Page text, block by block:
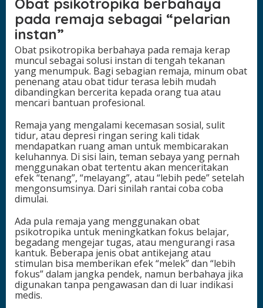
pada remaja sebagai “pelarian
instan”
Obat psikotropika berbahaya pada remaja kerap
muncul sebagai solusi instan di tengah tekanan
yang menumpuk. Bagi sebagian remaja, minum obat
penenang atau obat tidur terasa lebih mudah
dibandingkan bercerita kepada orang tua atau
mencari bantuan profesional.
Remaja yang mengalami kecemasan sosial, sulit
tidur, atau depresi ringan sering kali tidak
mendapatkan ruang aman untuk membicarakan
keluhannya. Di sisi lain, teman sebaya yang pernah
menggunakan obat tertentu akan menceritakan
efek “tenang”, “melayang”, atau “lebih pede” setelah
mengonsumsinya. Dari sinilah rantai coba coba
dimulai.
Ada pula remaja yang menggunakan obat
psikotropika untuk meningkatkan fokus belajar,
begadang mengejar tugas, atau mengurangi rasa
kantuk. Beberapa jenis obat antikejang atau
stimulan bisa memberikan efek “melek” dan “lebih
fokus” dalam jangka pendek, namun berbahaya jika
digunakan tanpa pengawasan dan di luar indikasi
medis.